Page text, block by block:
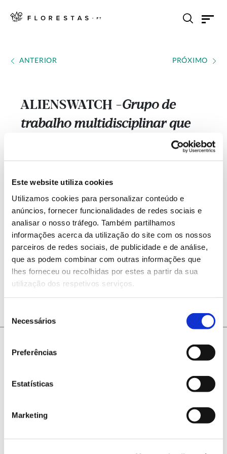
Este website utiliza cookies
Utilizamos cookies para personalizar conteúdo e
anúncios, fornecer funcionalidades de redes sociais e
analisar o nosso tráfego. Também partilhamos
informações acerca da utilização do site com os nossos
parceiros de redes sociais, de publicidade e de análise,
que as podem combinar com outras informações que
lhes forneceu ou recolhidas por estes a partir da sua
utilização dos respetivos serviços.
Necessários
Preferências
Estatísticas
Marketing
ANTERIOR PRÓXIMO
ALIENSWATCH --- Grupo de
trabalho multidisciplinar que
estuda as invasões biológicas
em Portugal criado pelo CIBIO-
InBIO/UP